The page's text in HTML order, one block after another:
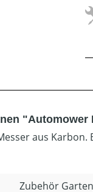
"Automower
aus
Zubehör